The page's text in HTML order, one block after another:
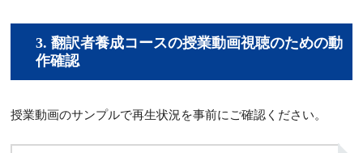
3. 翻訳者養成コースの授業動画視聴のための動
作確認
授業動画のサンプルで再生状況を事前にご確認ください。